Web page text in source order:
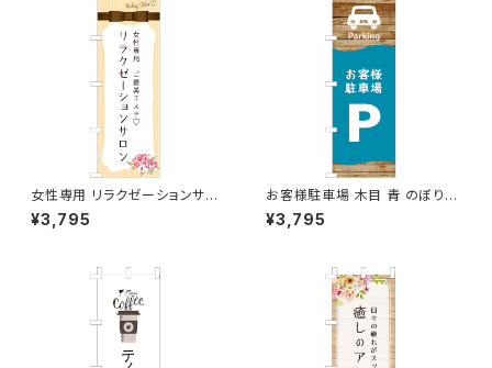
女性専用 リラクゼーションサロ
ン オレンジ のぼり旗
¥3,795
お客様駐車場 木目 青 のぼり旗
のぼり旗
¥3,795